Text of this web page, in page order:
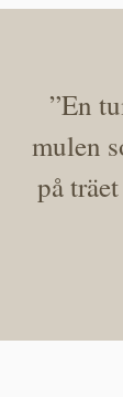
”En
mulen
på